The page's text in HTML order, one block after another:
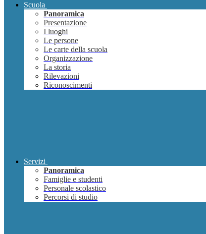
Scuola
Panoramica
Presentazione
I luoghi
Le persone
Le carte della scuola
Organizzazione
La storia
Rilevazioni
Riconoscimenti
Servizi
Panoramica
Famiglie e studenti
Personale scolastico
Percorsi di studio